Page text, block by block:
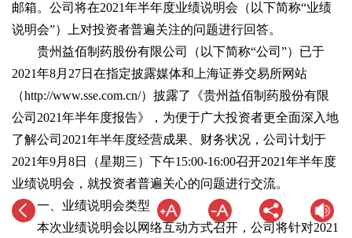
邮箱。公司将在2021年半年度业绩说明会（以下简称“业绩
说明会”）上对投资者普遍关注的问题进行回答。
贵州益佰制药股份有限公司（以下简称“公司”）已于
2021年8月27日在指定披露媒体和上海证券交易所网站
（http://www.sse.com.cn/）披露了《贵州益佰制药股份有限
公司2021年半年度报告》，为便于广大投资者更全面深入地
了解公司2021年半年度经营成果、财务状况，公司计划于
2021年9月8日（星期三）下午15:00-16:00召开2021年半年度
业绩说明会，就投资者普遍关心的问题进行交流。
一、业绩说明会类型
本次业绩说明会以网络互动方式召开，公司将针对2021